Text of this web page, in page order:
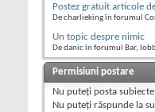
Postez gratuit articole
De charlieking în forumul
Un topic despre nimic
De danic în forumul Bar,
Permisiuni postare
Nu puteţi posta
Nu puteţi răspunde la